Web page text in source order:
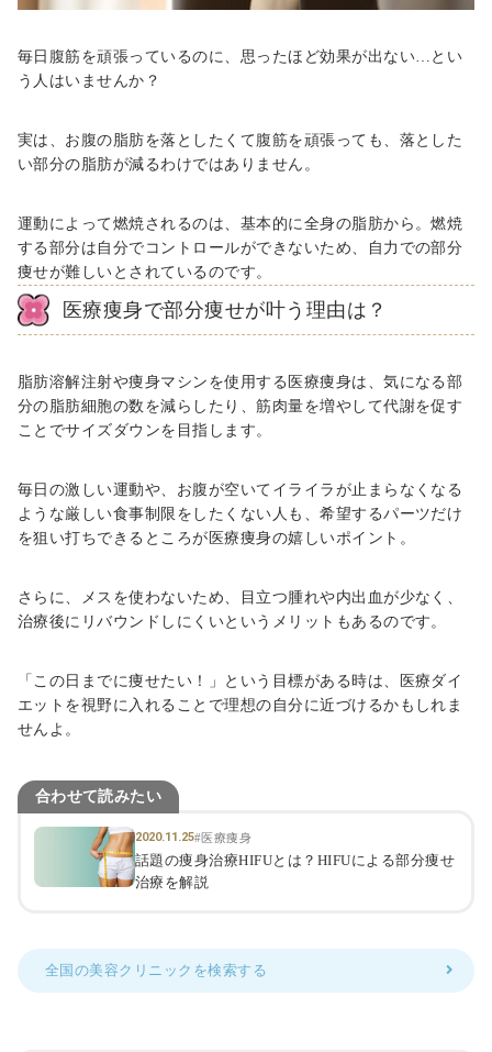
毎日腹筋を頑張っているのに、思ったほど効果が出ない…とい
う人はいませんか？
実は、お腹の脂肪を落としたくて腹筋を頑張っても、落とした
い部分の脂肪が減るわけではありません。
運動によって燃焼されるのは、基本的に全身の脂肪から。燃焼
する部分は自分でコントロールができないため、自力での部分
痩せが難しいとされているのです。
医療痩身で部分痩せが叶う理由は？
脂肪溶解注射や痩身マシンを使用する医療痩身は、気になる部
分の脂肪細胞の数を減らしたり、筋肉量を増やして代謝を促す
ことでサイズダウンを目指します。
毎日の激しい運動や、お腹が空いてイライラが止まらなくなる
ような厳しい食事制限をしたくない人も、希望するパーツだけ
を狙い打ちできるところが医療痩身の嬉しいポイント。
さらに、メスを使わないため、目立つ腫れや内出血が少なく、
治療後にリバウンドしにくいというメリットもあるのです。
「この日までに痩せたい！」という目標がある時は、医療ダイ
エットを視野に入れることで理想の自分に近づけるかもしれま
せんよ。
合わせて読みたい
2020.11.25#医療痩身
話題の痩身治療HIFUとは？HIFUによる部分痩せ
治療を解説
全国の美容クリニックを検索する